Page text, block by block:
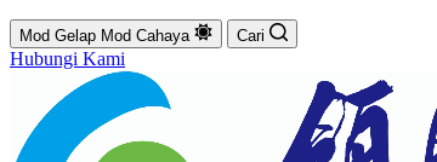
Mod Gelap Mod Cahaya Cari
Hubungi Kami